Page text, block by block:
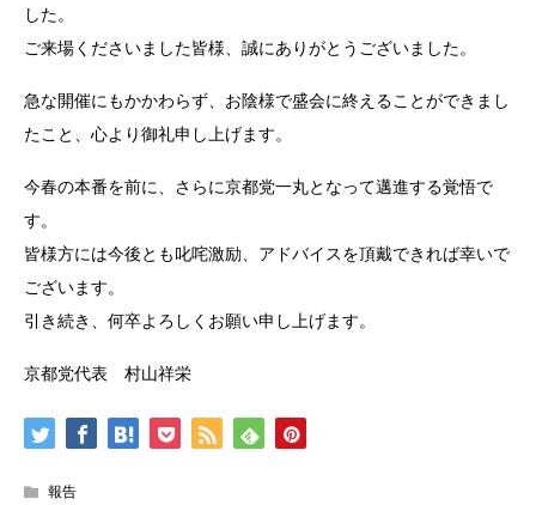
した。
ご来場くださいました皆様、誠にありがとうございました。
急な開催にもかかわらず、お陰様で盛会に終えることができまし
たこと、心より御礼申し上げます。
今春の本番を前に、さらに京都党一丸となって邁進する覚悟で
す。
皆様方には今後とも叱咤激励、アドバイスを頂戴できれば幸いで
ございます。
引き続き、何卒よろしくお願い申し上げます。
京都党代表 村山祥栄
報告